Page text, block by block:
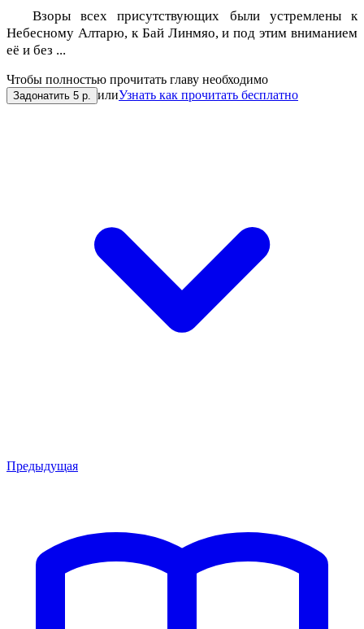
Взоры всех присутствующих были устремлены к
Небесному Алтарю, к Бай Линмяо, и под этим вниманием
её и без ...
Чтобы полностью прочитать главу необходимо
Задонатить 5 р. илиУзнать как прочитать бесплатно
Предыдущая